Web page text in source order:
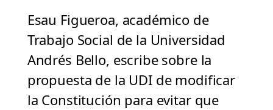
Esau Figueroa, académico de
Trabajo Social de la Universidad
Andrés Bello, escribe sobre la
propuesta de la UDI de modificar
la Constitución para evitar que